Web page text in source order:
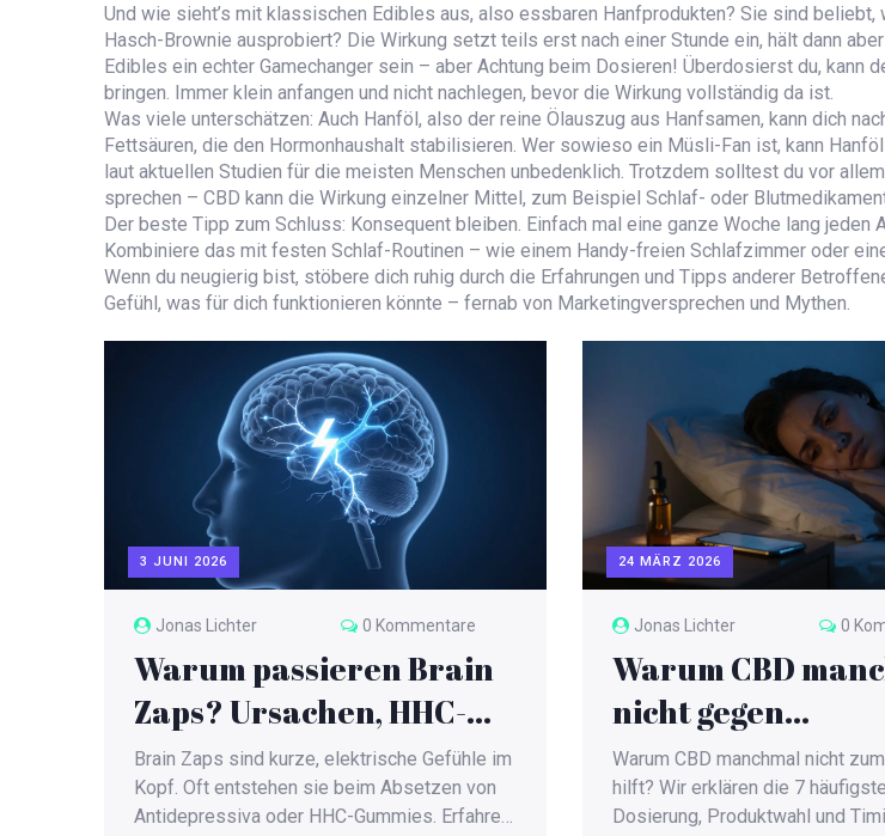
Und wie sieht’s mit klassischen Edibles aus, also essbaren Hanfprodukten? Sie sind
Hasch-Brownie ausprobiert? Die Wirkung setzt teils erst nach einer Stunde ein, hält dann
Edibles ein echter Gamechanger sein – aber Achtung beim Dosieren! Überdosierst du, kann
bringen. Immer klein anfangen und nicht nachlegen, bevor die Wirkung vollständig da ist.
Was viele unterschätzen: Auch Hanföl, also der reine Ölauszug aus Hanfsamen, kann dich
Fettsäuren, die den Hormonhaushalt stabilisieren. Wer sowieso ein Müsli-Fan ist, kann
laut aktuellen Studien für die meisten Menschen unbedenklich. Trotzdem solltest du vor
sprechen – CBD kann die Wirkung einzelner Mittel, zum Beispiel Schlaf- oder
Der beste Tipp zum Schluss: Konsequent bleiben. Einfach mal eine ganze Woche lang
Kombiniere das mit festen Schlaf-Routinen – wie einem Handy-freien Schlafzimmer oder
Wenn du neugierig bist, stöbere dich ruhig durch die Erfahrungen und Tipps anderer
Gefühl, was für dich funktionieren könnte – fernab von Marketingversprechen und Mythen.
3 JUNI 2026
Jonas Lichter 0 Kommentare
Warum passieren Brain
Zaps? Ursachen, HHC-
Gummies & Lösungen
Brain Zaps sind kurze, elektrische Gefühle im
Kopf. Oft entstehen sie beim Absetzen von
Antidepressiva oder HHC-Gummies. Erfahre
24 MÄRZ 2026
Jonas Lichter 0
Warum CBD
nicht gegen
Schlafprobleme
7 häufigsten
Warum CBD manchmal nicht
hilft? Wir erklären die 7
Dosierung, Produktwahl und